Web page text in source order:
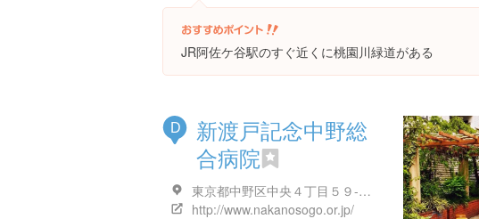
JR阿佐ケ谷駅のすぐ近くに桃園川緑道がある
D
新渡戸記念中野総
合病院
東京都中野区中央４丁目５９-１６
http://www.nakanosogo.or.jp/